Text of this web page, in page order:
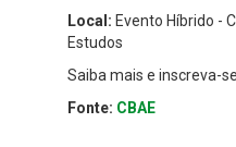
Local: Evento Híbrido -
Estudos
Saiba mais e inscreva-se
Fonte: CBAE